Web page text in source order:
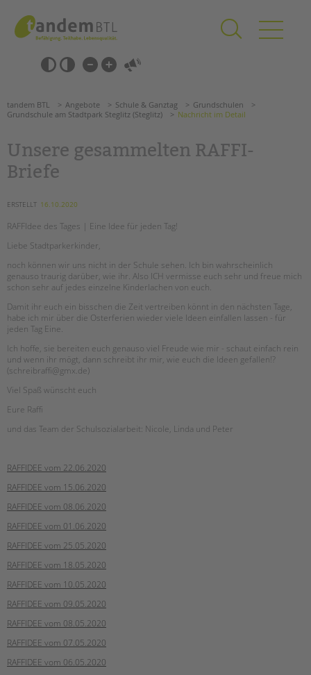
springen
Barrierefrei-
Einstellungen
überspringen
überspringen
KITA & FRÜHE HILFEN
SCHULE & GANZTAG
Grundschulen
Förderzentren
Kollegs
EFöB
Schulbezogene Sozialarbeit
Tagesgruppen
EINGLIEDERUNGSHILFE
BETREUTES WOHNEN
TANDEM BTL AKADEMIE
STADTTEILARBEIT
Bereiche im Überblick
Unsere Videos
Gesellschafter VdK
schoolcoach BTL
tandem international
KARRIERE
Suchen
tandem BTL Angebote Schule & Ganztag
Grundschulen
Grundschule am Stadtpark Steglitz (Steglitz)
Nachricht im Detail
Unsere gesammelten RAFFI-
Briefe
ERSTELLT 16.10.2020
RAFFIdee des Tages | Eine Idee für jeden Tag!
Liebe Stadtparkerkinder,
noch können wir uns nicht in der Schule sehen. Ich bin wahrscheinlich
genauso traurig darüber, wie ihr. Also ICH vermisse euch sehr und freue mich
schon sehr auf jedes einzelne Kinderlachen von euch.
Damit ihr euch ein bisschen die Zeit vertreiben könnt in den nächsten Tage,
habe ich mir über die Osterferien wieder viele Ideen einfallen lassen - für
jeden Tag Eine.
Ich hoffe, sie bereiten euch genauso viel Freude wie mir - schaut einfach rein
und wenn ihr mögt, dann schreibt ihr mir, wie euch die Ideen gefallen!?
(schreibraffi@gmx.de)
Viel Spaß wünscht euch
Eure Raffi
und das Team der Schulsozialarbeit: Nicole, Linda und Peter
RAFFIDEE vom 22.06.2020
RAFFIDEE vom 15.06.2020
RAFFIDEE vom 08.06.2020
RAFFIDEE vom 01.06.2020
RAFFIDEE vom 25.05.2020
RAFFIDEE vom 18.05.2020
RAFFIDEE vom 10.05.2020
RAFFIDEE vom 09.05.2020
RAFFIDEE vom 08.05.2020
RAFFIDEE vom 07.05.2020
RAFFIDEE vom 06.05.2020